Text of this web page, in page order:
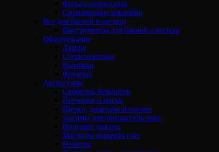
Фольга переводная
Силиконовые наклейки
Все для бровей и ресниц
Инструменты для бровей и ресниц
Оборудование
Лампы
Стерилизаторы
Вытяжки
Фрезеры
Аксессуары
Салфетки безворсов
Перчатки и маски
Щетки, дозаторы и прочее
Зажимы для снятия гель-лака
Подушки для рук
Магниты кошачий глаз
Палитра